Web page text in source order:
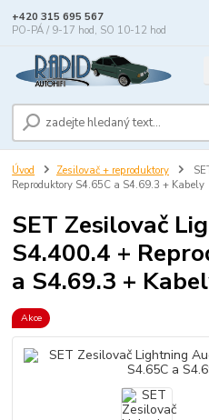
+420 315 695 567
PO-PÁ / 9-17 hod, SO 10-12 hod
Úvod Zesilovač + reproduktory
Reproduktory S4.65C a S4.69.3 + Kabely
SET Zesilovač
S4.400.4 +
a S4.69.3 +
Akce